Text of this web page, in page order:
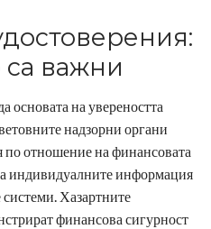
важни
основата на увереността
надзорни органи
по отношение на финансовата
индивидуалните информация
системи. Хазартните
финансова сигурност